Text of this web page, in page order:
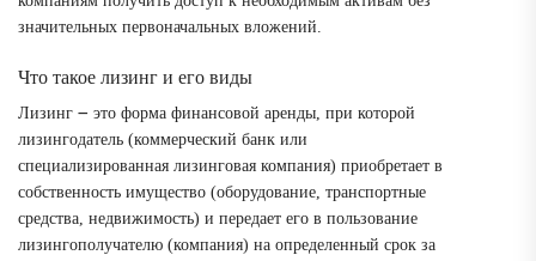
значительных первоначальных вложений.
Что такое лизинг и его виды
Лизинг ౼ это форма финансовой аренды, при которой
лизингодатель (коммерческий банк или
специализированная лизинговая компания) приобретает в
собственность имущество (оборудование, транспортные
средства, недвижимость) и передает его в пользование
лизингополучателю (компания) на определенный срок за